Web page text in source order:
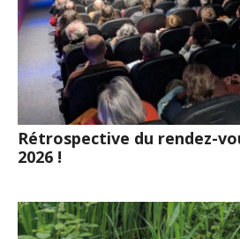
Rétrospective du rendez-
2026 !